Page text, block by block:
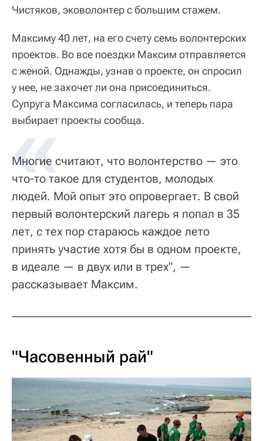
Чистяков, эковолонтер с большим стажем.
Максиму 40 лет, на его счету семь волонтерских
проектов. Во все поездки Максим отправляется
с женой. Однажды, узнав о проекте, он спросил
у нее, не захочет ли она присоединиться.
Супруга Максима согласилась, и теперь пара
выбирает проекты сообща.
Многие считают, что волонтерство — это
что-то такое для студентов, молодых
людей. Мой опыт это опровергает. В свой
первый волонтерский лагерь я попал в 35
лет, с тех пор стараюсь каждое лето
принять участие хотя бы в одном проекте,
в идеале — в двух или в трех", —
рассказывает Максим.
"Часовенный рай"